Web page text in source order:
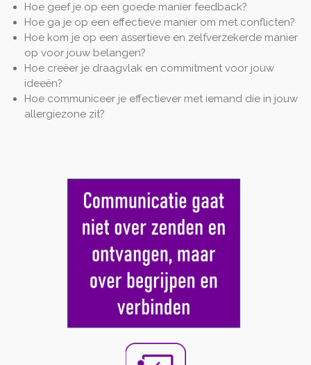
Hoe geef je op een goede manier feedback?
Hoe ga je op een effectieve manier om met conflicten?
Hoe kom je op een assertieve en zelfverzekerde manier
op voor jouw belangen?
Hoe creëer je draagvlak en commitment voor jouw
ideeën?
Hoe communiceer je effectiever met iemand die in jouw
allergiezone zit?